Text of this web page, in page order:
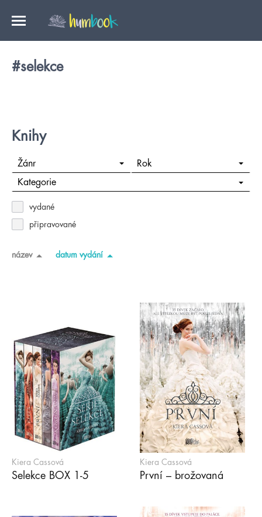
#selekce
Knihy
Žánr Rok
Kategorie
vydané
připravované
název datum vydání
Kiera Cassová
Selekce BOX 1-5
Kiera Cassová
První – brožovaná